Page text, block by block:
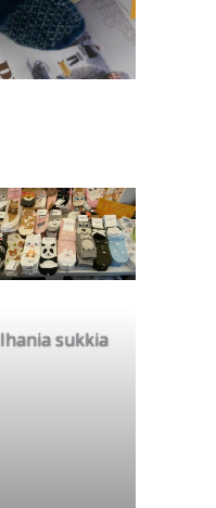
Ihania sukkia